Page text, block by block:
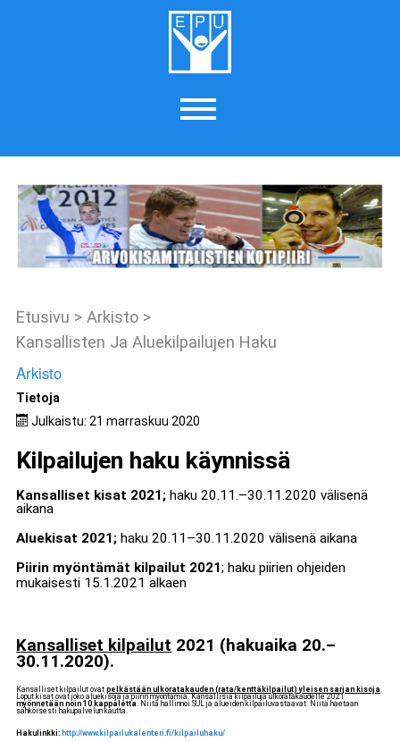
Etusivu > Arkisto >
Kansallisten Ja Aluekilpailujen Haku
Arkisto
Tietoja
Julkaistu: 21 marraskuu 2020
Kilpailujen haku käynnissä
Kansalliset kisat 2021;haku 20.11.–30.11.2020 välisenä
aikana
Aluekisat 2021;haku 20.11–30.11.2020 välisenä aikana
Piirin myöntämät kilpailut 2021; haku piirien ohjeiden
mukaisesti 15.1.2021 alkaen
Kansalliset kilpailut 2021 (hakuaika 20.–
30.11.2020).
Kansalliset kilpailut ovatpelkästään ulkoratakauden (rata/kenttäkilpailut) yleisen sarjan kisoja
Loput kisat ovat joko aluekisoja ja piirin myöntämiä. Kansallisia kilpailuja ulkoratakaudelle 2021
myönnetään noin 10 kappaletta . Niitä hallinnoi SUL ja alueiden kilpailuvastaavat. Niitä haetaan
sähköisesti hakupalvelun kautta.
Hakulinkki: http://www.kilpailukalenteri.fi/kilpailuhaku/